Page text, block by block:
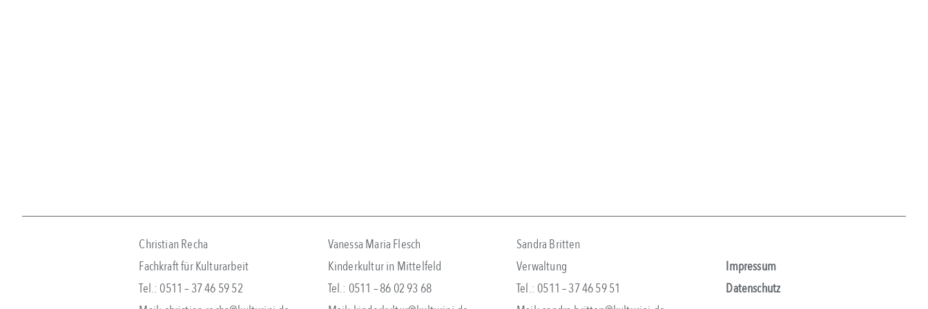
Christian Recha
Fachkraft für Kulturarbeit
Tel.: 0511 – 37 46 59 52
Vanessa Maria Flesch
Kinderkultur in Mittelfeld
Tel.: 0511 – 86 02 93 68
Sandra Britten
Verwaltung
Tel.: 0511 – 37 46 59 51
Impressum
Datenschutz